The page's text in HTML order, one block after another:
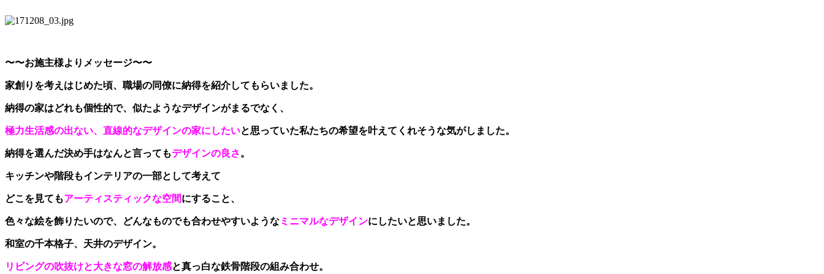
〜〜お施主様よりメッセージ〜〜
家創りを考えはじめた頃、職場の同僚に納得を紹介してもらいました。
納得の家はどれも個性的で、似たようなデザインがまるでなく、
極力生活感の出ない、直線的なデザインの家にしたいと思っていた私たちの希望を叶えてくれそうな気がしました。
納得を選んだ決め手はなんと言ってもデザインの良さ。
キッチンや階段もインテリアの一部として考えて
どこを見てもアーティスティックな空間にすること、
色々な絵を飾りたいので、どんなものでも合わせやすいようなミニマルなデザインにしたいと思いました。
和室の千本格子、天井のデザイン。
リビングの吹抜けと大きな窓の解放感と真っ白な鉄骨階段の組み合わせ。